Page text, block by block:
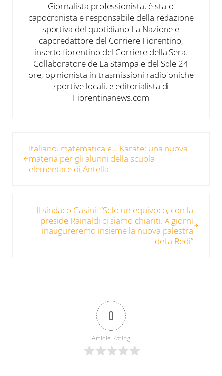
Giornalista professionista, è stato
capocronista e responsabile della redazione
sportiva del quotidiano La Nazione e
caporedattore del Corriere Fiorentino,
inserto fiorentino del Corriere della Sera.
Collaboratore de La Stampa e del Sole 24
ore, opinionista in trasmissioni radiofoniche
sportive locali, è editorialista di
Fiorentinanews.com
Italiano, matematica e… Karate: una nuova
materia per gli alunni della scuola
elementare di Antella
Il sindaco Casini: “Solo un equivoco, con la
preside Rainaldi ci siamo chiariti. A giorni
inaugureremo insieme la nuova palestra
della Redi”
0
Article Rating